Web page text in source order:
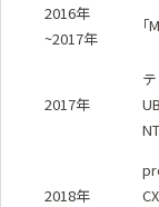
2016年
~2017年
｢
2017年
2018年